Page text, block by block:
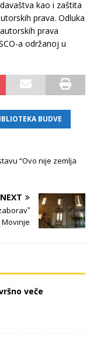
kao i zaštita
prava. Odluka
prava
a održanoj u
BUDVE
“Ovo nije zemlja
NEXT
veče